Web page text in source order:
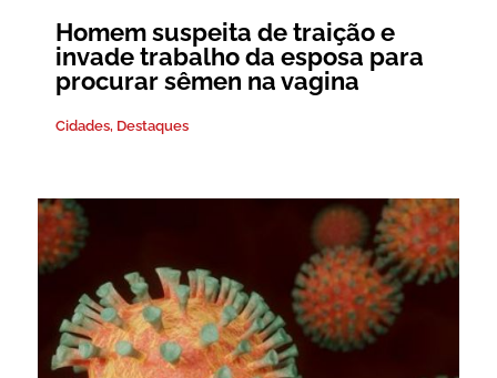
Homem suspeita de traição e
invade trabalho da esposa para
procurar sêmen na vagina
Cidades, Destaques